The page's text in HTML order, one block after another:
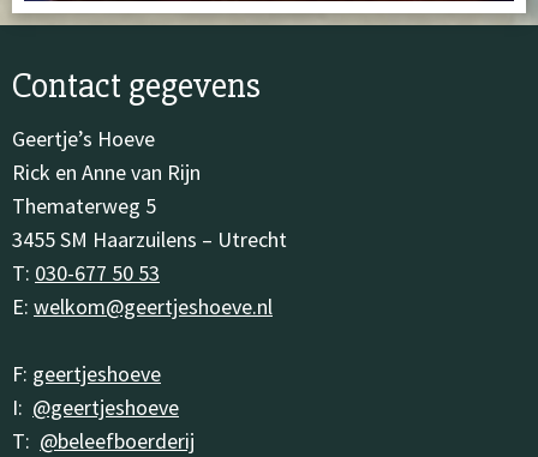
Contact gegevens
Geertje’s Hoeve
Rick en Anne van Rijn
Thematerweg 5
3455 SM Haarzuilens – Utrecht
T: 030-677 50 53
E: welkom@geertjeshoeve.nl
F: geertjeshoeve
I: @geertjeshoeve
T: @beleefboerderij